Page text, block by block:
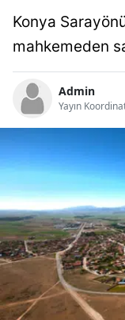
Konya
mahkemeden
Admin
Yayın